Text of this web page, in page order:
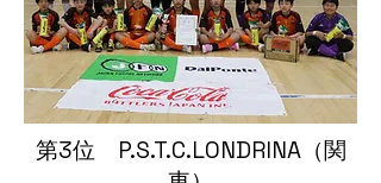
​第3位 P.S.T.C.LONDRINA（関